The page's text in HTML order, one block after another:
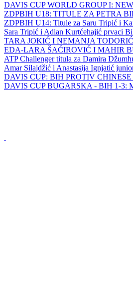
DAVIS CUP WORLD GROUP I:
ZDPBIH U18: TITULE ZA PETRA
ZDPBIH U14: Titule za Saru Tripić i
Sara Tripić i Adian Kurtćehajić prvaci
TARA JOKIĆ I NEMANJA
EDA-LARA ŠAĆIROVIĆ I MAHIR
ATP Challenger titula za Damira
Amar Silajdžić i Anastasija Ignjatić
DAVIS CUP: BIH PROTIV
DAVIS CUP BUGARSKA - BIH 1-3: